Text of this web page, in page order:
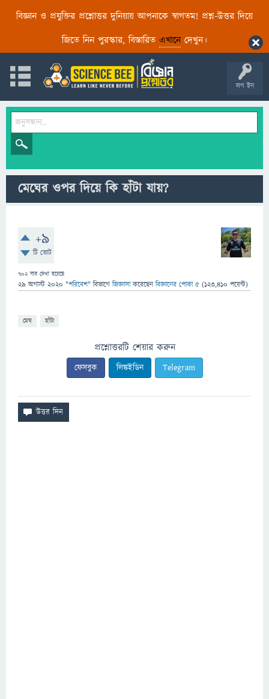
বিজ্ঞান ও প্রযুক্তির প্রশ্নোত্তর দুনিয়ায় আপনাকে স্বাগতম! প্রশ্ন-উত্তর দিয়ে
জিতে নিন পুরস্কার, বিস্তারিত এখানেদেখুন।
লগ ইন
মেঘের ওপর দিয়ে কি হাঁটা যায়?
+9
টি ভোট
702বার দেখা হয়েছে
29 অগাস্ট 2020 "পরিবেশ" বিভাগে জিজ্ঞাসাকরেছেনবিজ্ঞানের পোকা ৫ (123,410 পয়েন্ট)
মেঘ হাঁটা
প্রশ্নোত্তরটি শেয়ার করুন
ফেসবুক লিঙ্কইডিন Telegram